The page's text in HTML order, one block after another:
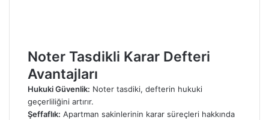
Noter Tasdikli Karar Defteri
Avantajları
Hukuki Güvenlik: Noter tasdiki, defterin hukuki
geçerliliğini artırır.
Şeffaflık: Apartman sakinlerinin karar süreçleri hakkında